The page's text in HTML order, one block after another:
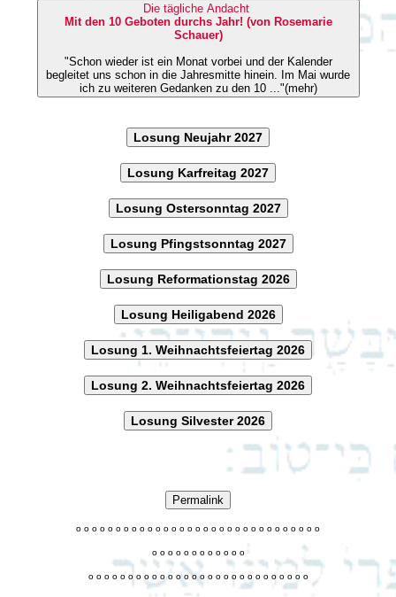
Die tägliche Andacht
Mit den 10 Geboten durchs Jahr! (von Rosemarie
Schauer)
"Schon wieder ist ein Monat vorbei und der Kalender
begleitet uns schon in die Jahresmitte hinein. Im Mai wurde
ich zu weiteren Gedanken zu den 10 ..."(mehr)
Losung Neujahr 2027
Losung Karfreitag 2027
Losung Ostersonntag 2027
Losung Pfingstsonntag 2027
Losung Reformationstag 2026
Losung Heiligabend 2026
Losung 1. Weihnachtsfeiertag 2026
Losung 2. Weihnachtsfeiertag 2026
Losung Silvester 2026
Permalink
o o o o o o o o o o o o o o o o o o o o o o o o o o o o o o o
o o o o o o o o o o o o
o o o o o o o o o o o o o o o o o o o o o o o o o o o o